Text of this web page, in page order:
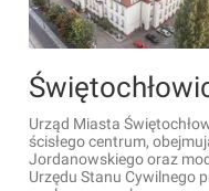
Urząd Miasta
ścisłego centrum,
Jordanowskiego oraz
Urzędu Stanu Cywilnego